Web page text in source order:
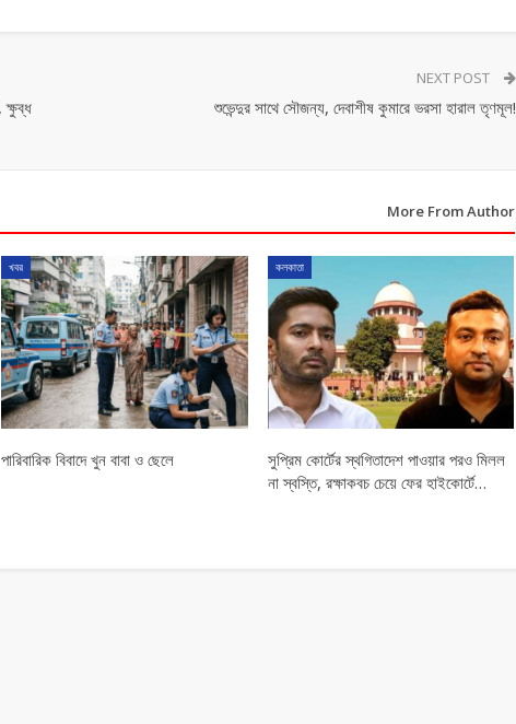
ক্ষুব্ধ
NEXT POST
শুভেন্দুর সাথে সৌজন্য, দেবাশীষ কুমারে ভরসা হারাল তৃণমূল!
More From Author
খবর
পারিবারিক বিবাদে খুন বাবা ও ছেলে
কলকাতা
সুপ্রিম কোর্টের স্থগিতাদেশ পাওয়ার পর‌ও মিলল
না স্বস্তি, রক্ষাকবচ চেয়ে ফের হাইকোর্টে…